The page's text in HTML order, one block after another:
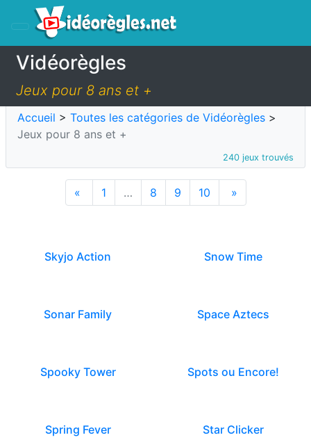
Vidéorègles
Jeux pour 8 ans et +
Accueil > Toutes les catégories de Vidéorègles >
Jeux pour 8 ans et +
240 jeux trouvés
« 1 … 8 9 10 »
Skyjo Action Snow Time
Sonar Family Space Aztecs
Spooky Tower Spots ou Encore!
Spring Fever Star Clicker